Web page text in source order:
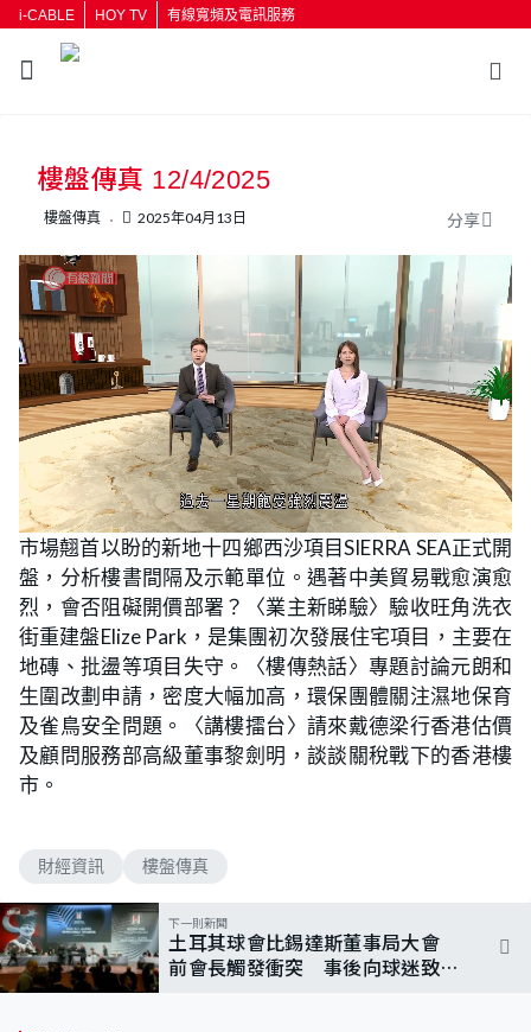
i-CABLE HOY TV 有線寬頻及電訊服務
樓盤傳真 12/4/2025
樓盤傳真 2025年04月13日 分享
U
n
m
u
t
e
L
o
a
d
e
d
:
3
.
3
6
%
市場翹首以盼的新地十四鄉西沙項目SIERRA SEA正式開
盤，分析樓書間隔及示範單位。遇著中美貿易戰愈演愈
烈，會否阻礙開價部署？〈業主新睇驗〉驗收旺角洗衣
街重建盤Elize Park，是集團初次發展住宅項目，主要在
地磚、批盪等項目失守。〈樓傳熱話〉專題討論元朗和
生圍改劃申請，密度大幅加高，環保團體關注濕地保育
及雀鳥安全問題。〈講樓擂台〉請來戴德梁行香港估價
及顧問服務部高級董事黎劍明，談談關稅戰下的香港樓
市。
財經資訊 樓盤傳真
下一則新聞
土耳其球會比錫達斯董事局大會
前會長觸發衝突 事後向球迷致